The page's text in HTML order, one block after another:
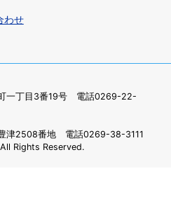
わせ
一丁目3番19号 電話0269-22-
津2508番地 電話0269-38-3111
Rights Reserved.